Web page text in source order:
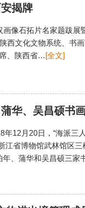
揭牌
石拓片名家题跋展
西文化文物系统、书
、陕西省… [全文]
华、吴昌硕书
年12月20日，“海派三
江省博物馆武林馆区
年、蒲华和吴昌硕三